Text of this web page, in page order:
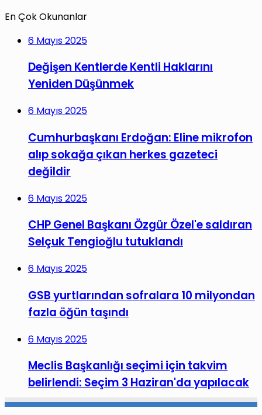
En Çok Okunanlar
6 Mayıs 2025
Değişen Kentlerde Kentli Haklarını
Yeniden Düşünmek
6 Mayıs 2025
Cumhurbaşkanı Erdoğan: Eline mikrofon
alıp sokağa çıkan herkes gazeteci
değildir
6 Mayıs 2025
CHP Genel Başkanı Özgür Özel'e saldıran
Selçuk Tengioğlu tutuklandı
6 Mayıs 2025
GSB yurtlarından sofralara 10 milyondan
fazla öğün taşındı
6 Mayıs 2025
Meclis Başkanlığı seçimi için takvim
belirlendi: Seçim 3 Haziran'da yapılacak